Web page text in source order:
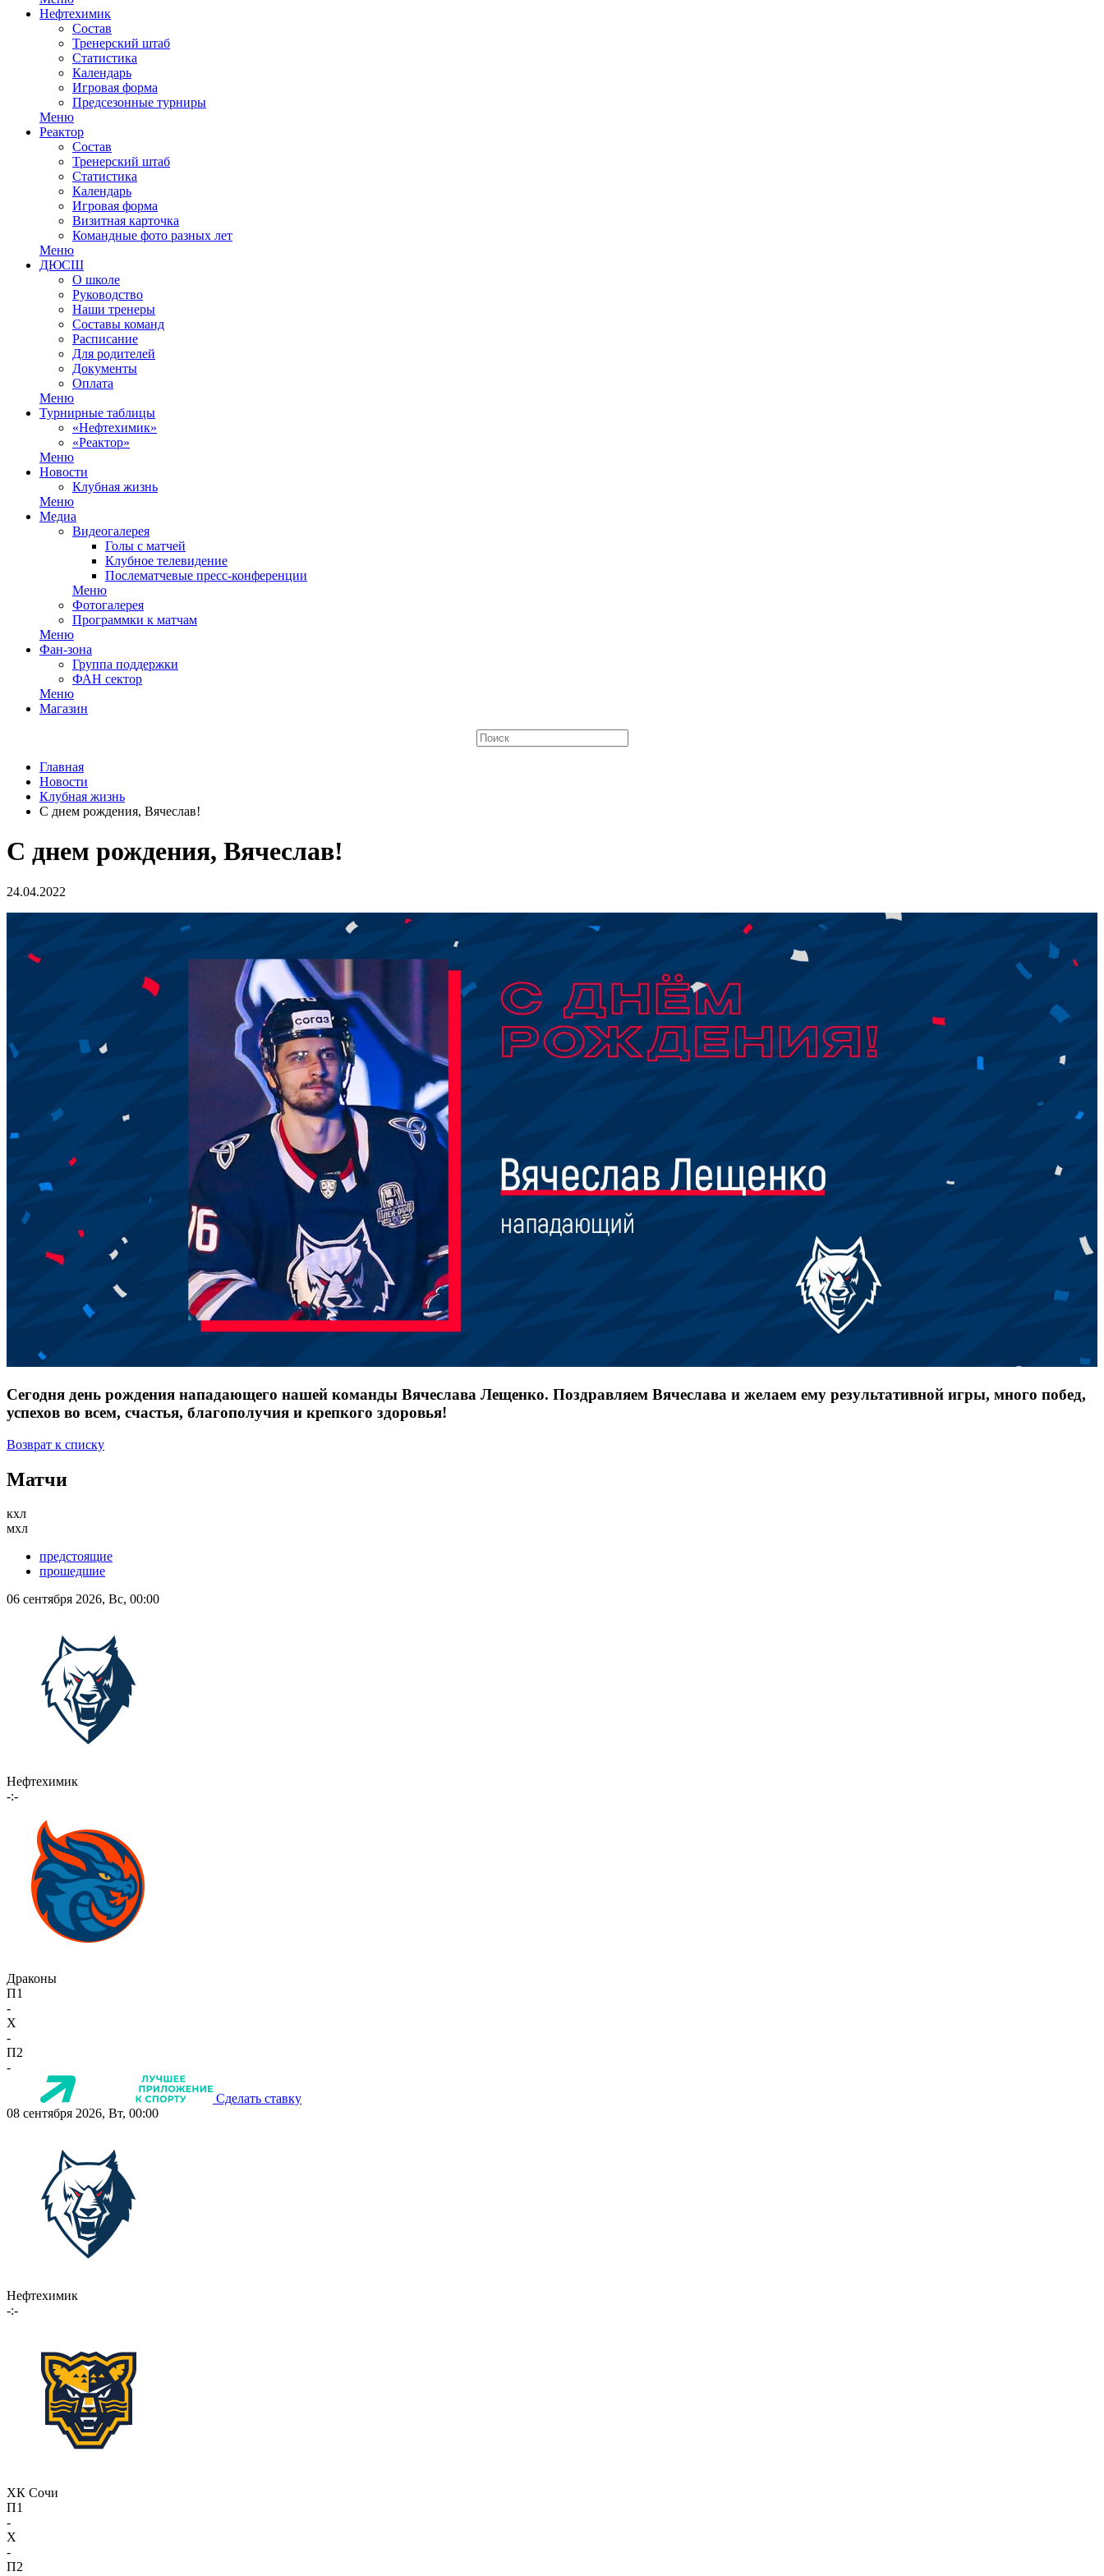
Нефтехимик
Состав
Тренерский штаб
Статистика
Календарь
Игровая форма
Предсезонные турниры
Меню
Реактор
Состав
Тренерский штаб
Статистика
Календарь
Игровая форма
Визитная карточка
Командные фото разных лет
Меню
ДЮСШ
О школе
Руководство
Наши тренеры
Составы команд
Расписание
Для родителей
Документы
Оплата
Меню
Турнирные таблицы
«Нефтехимик»
«Реактор»
Меню
Новости
Клубная жизнь
Меню
Медиа
Видеогалерея
Голы с матчей
Клубное телевидение
Послематчевые пресс-конференции
Меню
Фотогалерея
Программки к матчам
Меню
Фан-зона
Группа поддержки
ФАН сектор
Меню
Магазин
Главная
Новости
Клубная жизнь
С днем рождения, Вячеслав!
С днем рождения, Вячеслав!
24.04.2022
Сегодня день рождения нападающего нашей команды Вячеслава Лещенко. Поздравляем Вячеслава и желаем ему результативной игры, много побед,
успехов во всем, счастья, благополучия и крепкого здоровья!
Возврат к списку
Матчи
кхл
мхл
предстоящие
прошедшие
06 сентября 2026, Вс, 00:00
Нефтехимик
-:-
Драконы
П1
-
X
-
П2
-
Сделать ставку
08 сентября 2026, Вт, 00:00
Нефтехимик
-:-
ХК Сочи
П1
-
X
-
П2